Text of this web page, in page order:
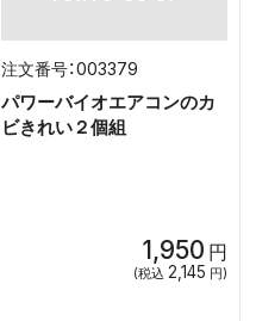
003379
パワーバイオエアコンのカ
ビきれい２個組
1,950 円
(税込 2,145 円)